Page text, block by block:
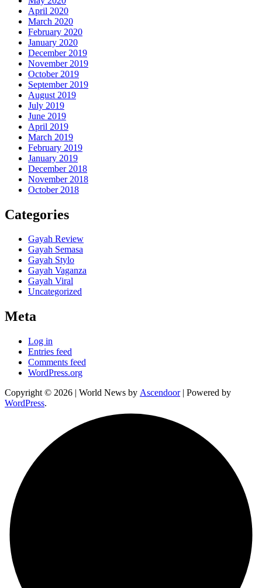
April 2020
March 2020
February 2020
January 2020
December 2019
November 2019
October 2019
September 2019
August 2019
July 2019
June 2019
April 2019
March 2019
February 2019
January 2019
December 2018
November 2018
October 2018
Categories
Gayah Review
Gayah Semasa
Gayah Stylo
Gayah Vaganza
Gayah Viral
Uncategorized
Meta
Log in
Entries feed
Comments feed
WordPress.org
Copyright © 2026 | World News by Ascendoor| Powered by
WordPress.